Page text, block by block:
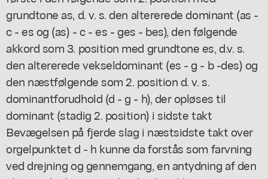
grundtone as, d. v. s. den altererede dominant (as -
c - es og (as) - c - es - ges - bes), den følgende
akkord som 3. position med grundtone es, d.v. s.
den altererede vekseldominant (es - g - b -des) og
den næstfølgende som 2. position d. v. s.
dominantforudhold (d - g - h), der opløses til
dominant (stadig 2. position) i sidste takt
Bevægelsen på fjerde slag i næstsidste takt over
orgelpunktet d - h kunne da forstås som farvning
ved drejning og gennemgang, en antydning af den